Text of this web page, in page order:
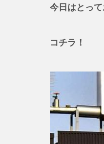
今日はとっ
コチラ！